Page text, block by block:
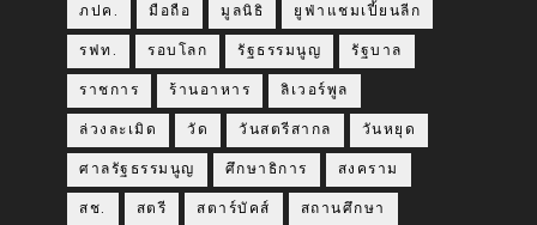
ภปค. มือถือ มูลนิธิ ยูฟ่าแชมเปี้ยนลีก
รฟท. รอบโลก รัฐธรรมนูญ รัฐบาล
ราชการ ร้านอาหาร ลิเวอร์พูล
ล่วงละเมิด วัด วันสตรีสากล วันหยุด
ศาลรัฐธรรมนูญ ศึกษาธิการ สงคราม
สช. สตรี สตาร์บัคส์ สถานศึกษา